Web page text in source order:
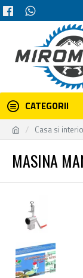
CATEGORII
Casa si
MASINA